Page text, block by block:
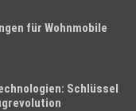
für Wohnmobile
Schlüssel